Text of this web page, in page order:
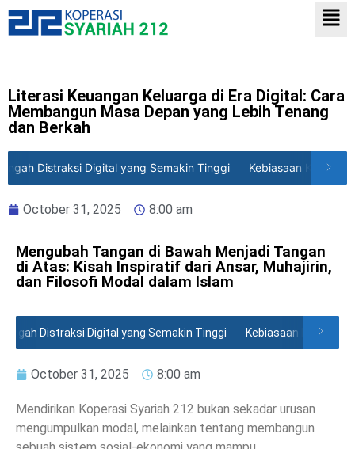
Literasi Keuangan Keluarga di Era Digital: Cara
Membangun Masa Depan yang Lebih Tenang
dan Berkah
Distraksi Digital yang Semakin Tinggi Kebiasaan Kecil
October 31, 2025 8:00 am
Mengubah Tangan di Bawah Menjadi Tangan
di Atas: Kisah Inspiratif dari Ansar, Muhajirin,
dan Filosofi Modal dalam Islam
Distraksi Digital yang Semakin Tinggi Kebiasaan Kecil yang
October 31, 2025 8:00 am
Mendirikan Koperasi Syariah 212 bukan sekadar urusan
mengumpulkan modal, melainkan tentang membangun